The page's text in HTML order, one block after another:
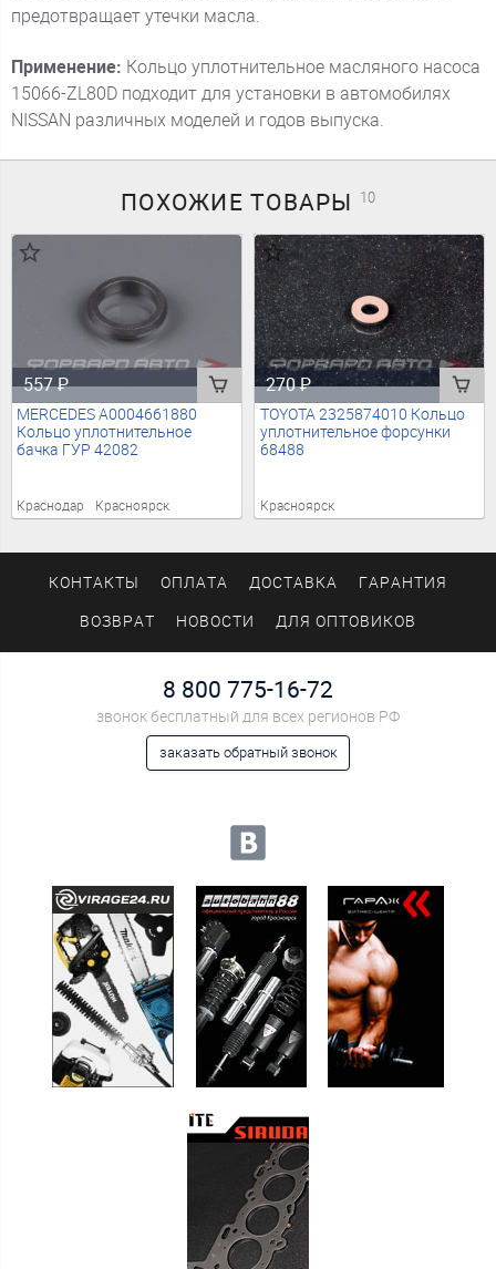
предотвращает утечки масла.
Применение: Кольцо уплотнительное масляного насоса
15066-ZL80D подходит для установки в автомобилях
NISSAN различных моделей и годов выпуска.
ПОХОЖИЕТОВАРЫ 10
557₽
MERCEDES A0004661880
Кольцо уплотнительное
бачка ГУР 42082
Краснодар Красноярск
270₽
TOYOTA 2325874010 Кольцо
уплотнительное форсунки
68488
Красноярск
КОНТАКТЫ ОПЛАТА ДОСТАВКА ГАРАНТИЯ
ВОЗВРАТ НОВОСТИ ДЛЯ ОПТОВИКОВ
8 800 775-16-72
звонок бесплатный для всех регионов РФ
заказать обратный звонок